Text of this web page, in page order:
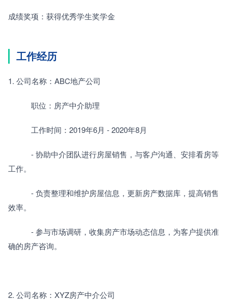
成绩奖项：获得优秀学生奖学金
工作经历
1. 公司名称：ABC地产公司
职位：房产中介助理
工作时间：2019年6月 - 2020年8月
- 协助中介团队进行房屋销售，与客户沟通、安排看房等
工作。
- 负责整理和维护房屋信息，更新房产数据库，提高销售
效率。
- 参与市场调研，收集房产市场动态信息，为客户提供准
确的房产咨询。
2. 公司名称：XYZ房产中介公司